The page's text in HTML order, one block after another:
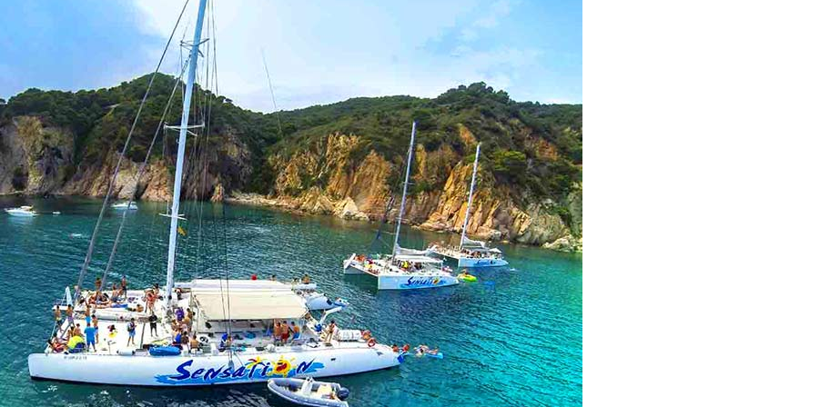
en mer vous permettra pendant 3 heures de parfaire votre bronzage,
détendre, de vous amuser, de plonger et nager… De faire la sieste sur
bref un bon moment.
vous qui choisissez !
Barcelona Citypass inclus :
+ Coupe-file de la Sagrada Família.
+ Coupe-file du Parc Güell.
+ AccèsBus Hop-On 24H.
+ Guide audio à télécharger.
+Code -10% pour vos autres visites.
d’économies :
de 2x adultes et 2x enfants de 11 et 13 ans. Je commande 4x visites de la
visites pour découvrir la Palais de la Musique Catalane.